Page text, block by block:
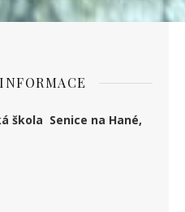
škola Senice na Hané,